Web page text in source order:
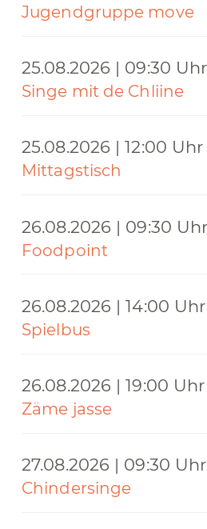
Jugendgruppe move
25.08.2026 | 09:30
Singe mit de Chliine
25.08.2026 | 12:00
Mittagstisch
26.08.2026 | 09:30
Foodpoint
26.08.2026 | 14:00
Spielbus
26.08.2026 | 19:00
Zäme jasse
27.08.2026 | 09:30
Chindersinge